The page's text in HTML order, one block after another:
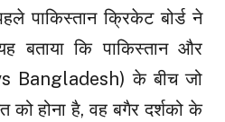
पाकिस्तान क्रिकेट बोर्ड ने
बताया कि पाकिस्तान और
Bangladesh) के बीच जो
होना है, वह बगैर दर्शको के